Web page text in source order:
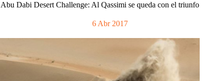
Abu Dabi Desert Challenge: Al Qassimi se queda con el triunfo
6 Abr 2017